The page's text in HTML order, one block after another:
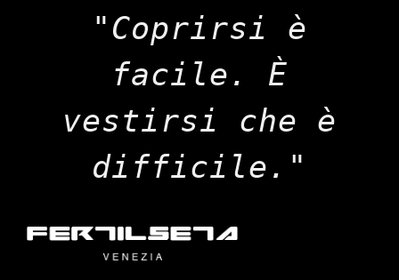
"Coprirsi è
facile. È
vestirsi che è
difficile."